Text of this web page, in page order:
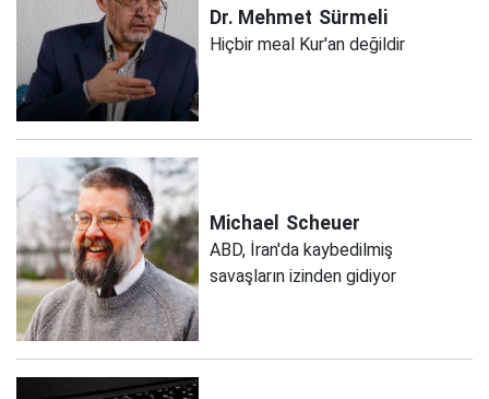
Dr. Mehmet Sürmeli
Hiçbir meal Kur'an değildir
Michael Scheuer
ABD, İran'da kaybedilmiş
savaşların izinden gidiyor